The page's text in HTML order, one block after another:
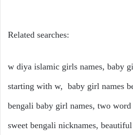
Related searches:
w diya islamic girls names, baby
starting with w, baby girl names
bengali baby girl names, two
sweet bengali nicknames,